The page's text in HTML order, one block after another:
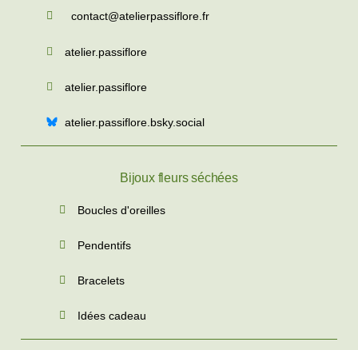
contact@atelierpassiflore.fr
atelier.passiflore
atelier.passiflore
atelier.passiflore.bsky.social
Bijoux fleurs séchées
Boucles d'oreilles
Pendentifs
Bracelets
Idées cadeau